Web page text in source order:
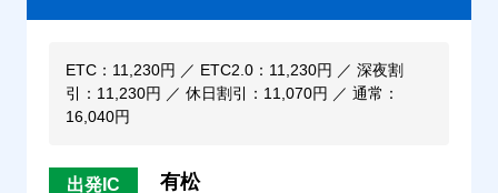
ETC：11,230円 ／ ETC2.0：11,230円 ／ 深夜割
引：11,230円 ／ 休日割引：11,070円 ／ 通常：
16,040円
出発IC 有松